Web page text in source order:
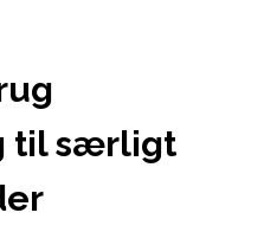
til særligt